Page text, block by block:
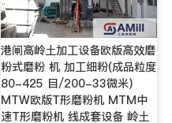
港闸高岭土加工设备欧版高效磨
粉式磨粉 机 加工细粉(成品粒度
80-425 目/200-33微米)
MTW欧版T形磨粉机 MTM中
速T形磨粉机 线成套设备 岭土